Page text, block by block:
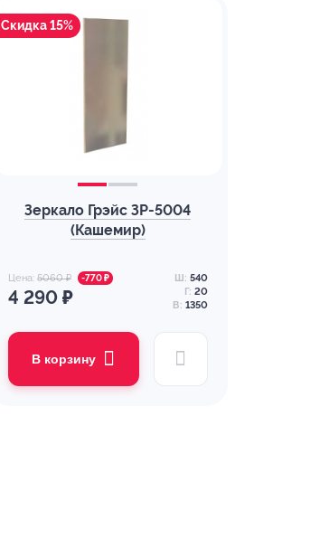
Скидка 15%
Зеркало Грэйс ЗР-5004
(Кашемир)
Цена: 5060 ₽ -770 ₽
4 290 ₽
Ш: 540
Г: 20
В: 1350
В корзину